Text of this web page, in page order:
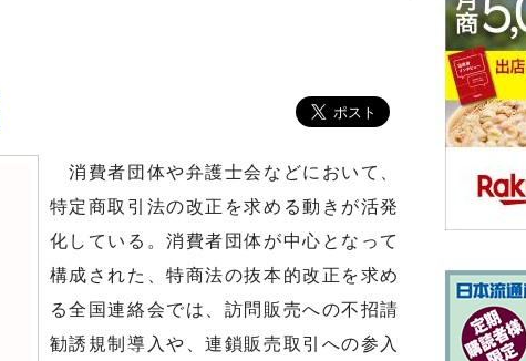
消費者団体や弁護士会などにおいて、
特定商取引法の改正を求める動きが活発
化している。消費者団体が中心となって
構成された、特商法の抜本的改正を求め
る全国連絡会では、訪問販売への不招請
勧誘規制導入や、連鎖販売取引への参入